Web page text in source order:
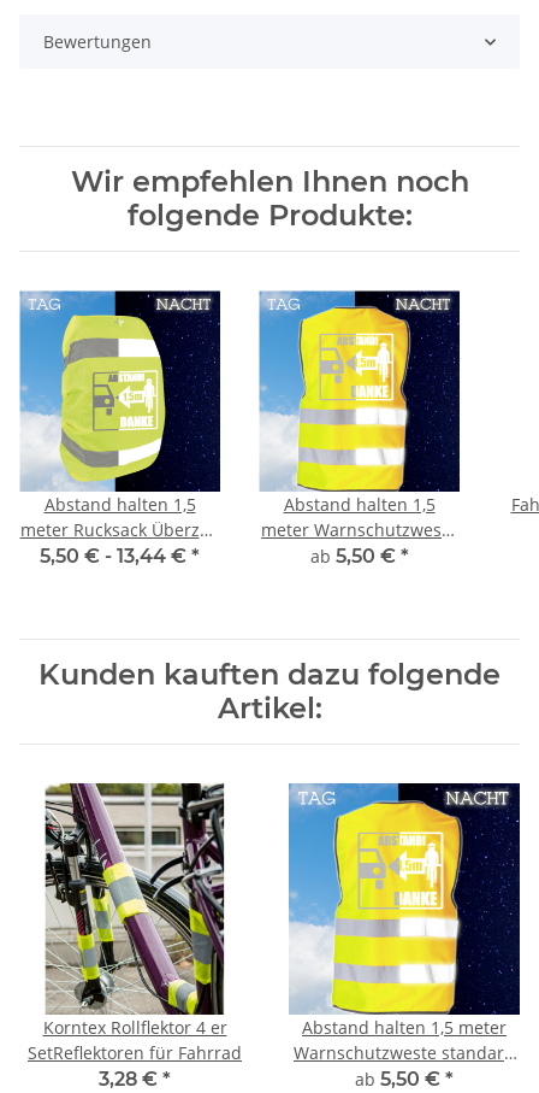
Bewertungen
Wir empfehlen Ihnen noch
folgende Produkte:
Abstand halten 1,5
meter Rucksack Überzug
standard Sicherheit
5,50 € - 13,44 € *
Abstand halten 1,5
meter Warnschutzweste
standard 7 größen
ab 5,50 € *
Kunden kauften dazu folgende
Artikel:
Korntex Rollflektor 4 er
SetReflektoren für Fahrrad
3,28 € *
Abstand halten 1,5 meter
Warnschutzweste standard
7 größen
ab 5,50 € *